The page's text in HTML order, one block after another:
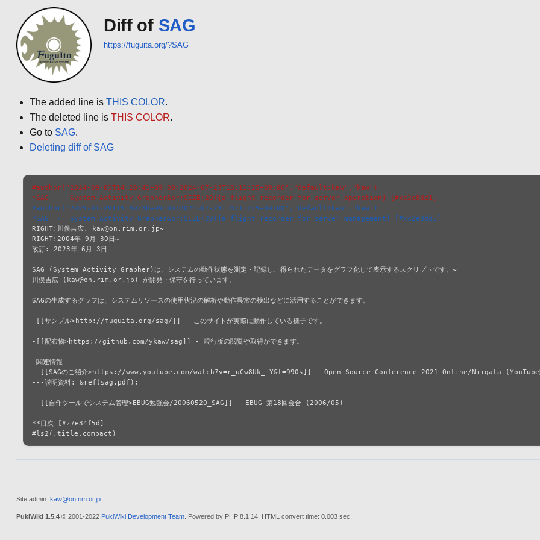
Diff of SAG
https://fuguita.org/?SAG
The added line isTHIS COLOR.
The deleted line isTHIS COLOR.
Go to SAG.
Deleting diff of SAG
#author("2024-09-01T14:20:41+09:00;2024-07-23T18:11:25+09:00","default:kaw","kaw")
*SAG  -  System Activity Grapher&br;SIZE(20){a flight recorder for server operation} [#xc2e8dd1]
#author("2025-01-29T15:30:30+09:00;2024-07-23T18:11:25+09:00","default:kaw","kaw")
*SAG  -  System Activity Grapher&br;SIZE(20){a flight recorder for server management} [#xc2e8dd1]
RIGHT:川俣吉広, kaw@on.rim.or.jp~
RIGHT:2004年 9月 30日~
改訂: 2023年 6月 3日
SAG (System Activity Grapher)は、システムの動作状態を測定・記録し、得られたデータをグラフ化して表示するスクリプトです。~
川俣吉広 (kaw@on.rim.or.jp) が開発・保守を行っています。
SAGの生成するグラフは、システムリソースの使用状況の解析や動作異常の検出などに活用することができます。
-[[サンプル>http://fuguita.org/sag/]] - このサイトが実際に動作している様子です。
-[[配布物>https://github.com/ykaw/sag]] - 現行版の閲覧や取得ができます。
-関連情報
--[[SAGのご紹介>https://www.youtube.com/watch?v=r_uCw8Uk_-Y&t=990s]] - Open Source Conference 2021 Online/Niigata (YouTube
---説明資料: &ref(sag.pdf);
--[[自作ツールでシステム管理>EBUG勉強会/20060520_SAG]] - EBUG 第18回会合 (2006/05)
**目次 [#z7e34f5d]
Site admin: kaw@on.rim.or.jp
PukiWiki 1.5.4© 2001-2022 PukiWiki Development Team. Powered by PHP 8.1.14. HTML convert time: 0.003 sec.